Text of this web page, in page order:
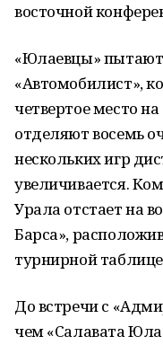
восточной
«Юлаевцы»
«Автомобилист»,
четвертое место
отделяют восемь
нескольких игр
увеличивается.
Урала отстает на
Барса»,
турнирной
До встречи с
чем «Салавата